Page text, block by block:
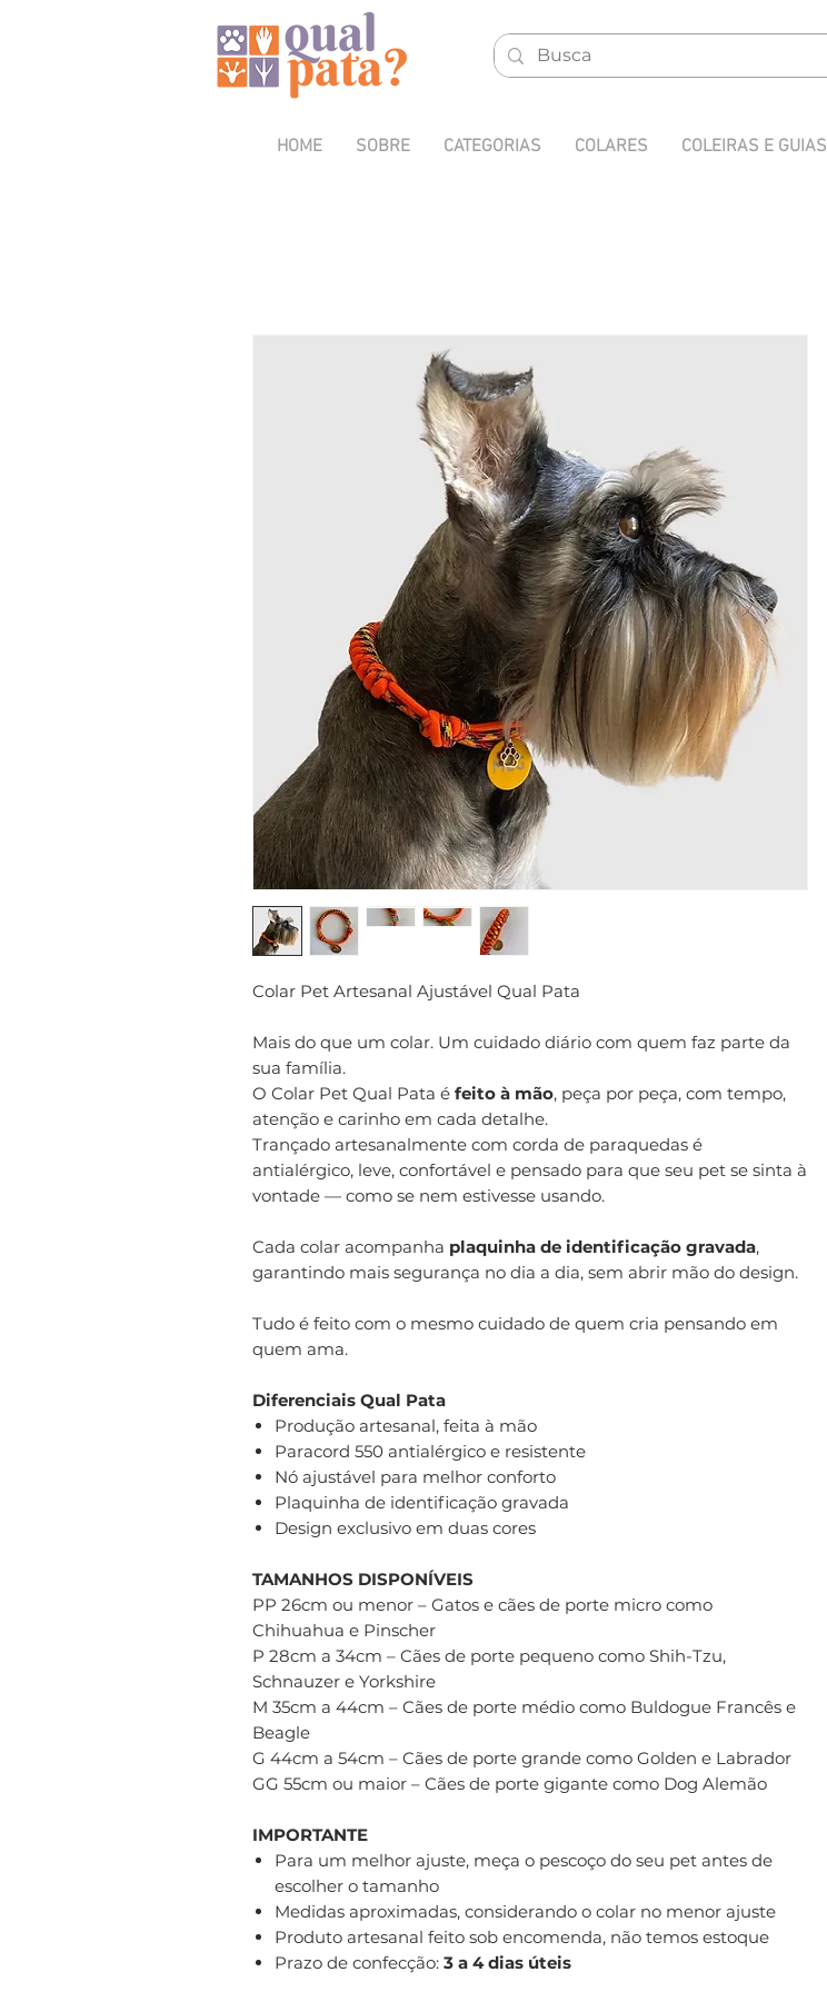
HOME SOBRE CATEGORIAS COLARES COLEIRAS E GUIAS
Colar Pet Artesanal Ajustável Qual Pata
Mais do que um colar. Um cuidado diário com quem faz parte da
sua família.
O Colar Pet Qual Pata é feito à mão, peça por peça, com tempo,
atenção e carinho em cada detalhe.
Trançado artesanalmente com corda de paraquedas é
antialérgico, leve, confortável e pensado para que seu pet se sinta à
vontade — como se nem estivesse usando.
Cada colar acompanha plaquinha de identificação gravada,
garantindo mais segurança no dia a dia, sem abrir mão do design.
Tudo é feito com o mesmo cuidado de quem cria pensando em
quem ama.
Diferenciais Qual Pata
Produção artesanal, feita à mão
Paracord 550 antialérgico e resistente
Nó ajustável para melhor conforto
Plaquinha de identificação gravada
Design exclusivo em duas cores
TAMANHOS DISPONÍVEIS
PP 26cm ou menor – Gatos e cães de porte micro como
Chihuahua e Pinscher
P 28cm a 34cm – Cães de porte pequeno como Shih-Tzu,
Schnauzer e Yorkshire
M 35cm a 44cm – Cães de porte médio como Buldogue Francês e
Beagle
G 44cm a 54cm – Cães de porte grande como Golden e Labrador
GG 55cm ou maior – Cães de porte gigante como Dog Alemão
IMPORTANTE
Para um melhor ajuste, meça o pescoço do seu pet antes de
escolher o tamanho
Medidas aproximadas, considerando o colar no menor ajuste
Produto artesanal feito sob encomenda, não temos estoque
Prazo de confecção: 3 a 4 dias úteis